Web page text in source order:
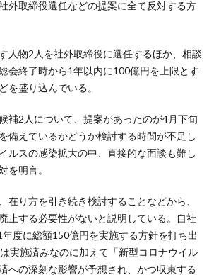
外取締役選任などの提案に全て反対する方
人物2人を社外取締役に選任するほか、相談
会終了時から1年以内に100億円を上限とす
を盛り込んでいる。
補2人について、提案があったのが4月下旬
備えているかどうか検討する時間が不足し
ルスの感染拡大の中、直接的な面談も難し
を明言。
在り方を引き続き検討することなどから、
止する必要性がないと説明している。自社
度に総額150億円を実施する方針を打ち出
実施済みなのに加えて「新型コロナウイル
への深刻な影響が予想され、かつ収束する